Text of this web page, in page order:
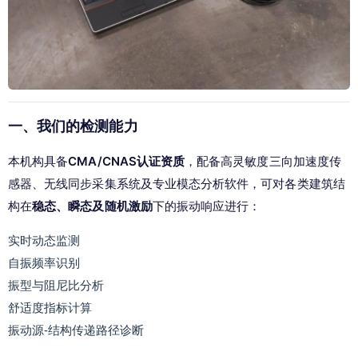
一、我们的检测能力
本机构具备CMA/CNAS认证资质 ，配备高灵敏度三向加速度传
感器、无线同步采集系统及专业模态分析软件，可对各类建筑结
构在稳态、瞬态及随机激励下的振动响应进行：
实时动态监测
自振频率识别
振型与阻尼比分析
舒适度指标计算
振动源-结构传递路径诊断